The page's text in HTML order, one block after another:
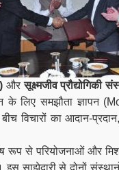
औरसूक्ष्मजीव प्रौद्योगिकी
लिए समझौता ज्ञापन
विचारों का आदान-
रूप से परियोजनाओं और
साझेदारी से दोनों